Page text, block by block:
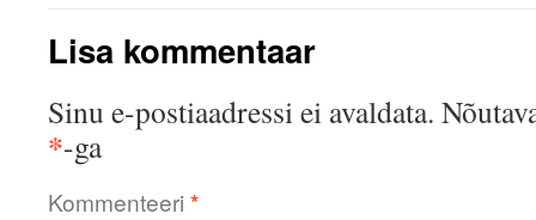
Lisa kommentaar
Sinu e-postiaadressi ei avaldata.
*-ga
Kommenteeri *